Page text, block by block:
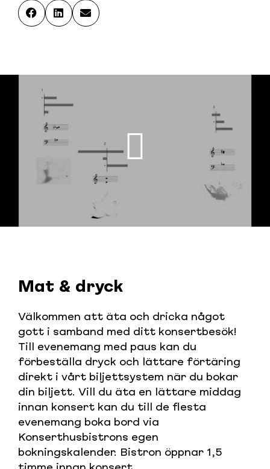
Mat & dryck
Välkommen att äta och dricka något
gott i samband med ditt konsertbesök!
Till evenemang med paus kan du
förbeställa dryck och lättare förtäring
direkt i vårt biljettsystem när du bokar
din biljett. Vill du äta en lättare middag
innan konsert kan du till de flesta
evenemang boka bord via
Konserthusbistrons egen
bokningskalender. Bistron öppnar 1,5